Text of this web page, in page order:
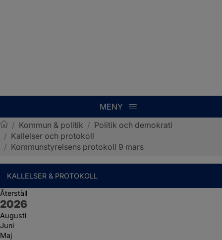
MENY
Sotenäs kommun
/ Kommun & politik / Politik och demokrati
/ Kallelser och protokoll
/ Kommunstyrelsens protokoll 9 mars
KALLELSER & PROTOKOLL
Återställ
År:
2026
Augusti
Juni
Maj